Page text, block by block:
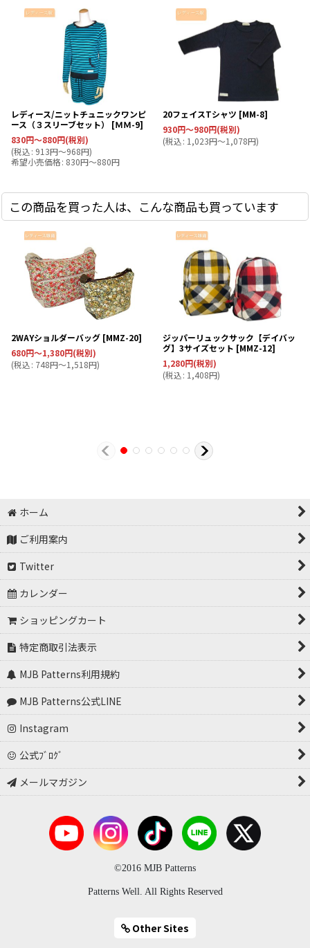
レディース/ニットチュニックワンピ
ース（３スリーブセット）
[ＭＭ-9]
830円～880円(税別)
(税込: 913円～968円)
希望小売価格: 830円～880円
20フェイスTシャツ [MM-8]
930円～980円(税別)
(税込: 1,023円～1,078円)
この商品を買った人は、こんな商品も買っています
2WAYショルダーバッグ [MMZ-20]
680円～1,380円(税別)
(税込: 748円～1,518円)
ジッパーリュックサック【デイバッ
グ】3サイズセット [MMZ-12]
1,280円(税別)
(税込: 1,408円)
ホーム
ご利用案内
Twitter
カレンダー
ショッピングカート
特定商取引法表示
MJB Patterns利用規約
MJB Patterns公式LINE
Instagram
公式ﾌﾞﾛｸﾞ
メールマガジン
©2016 MJB Patterns
Patterns Well. All Rights Reserved
Other Sites